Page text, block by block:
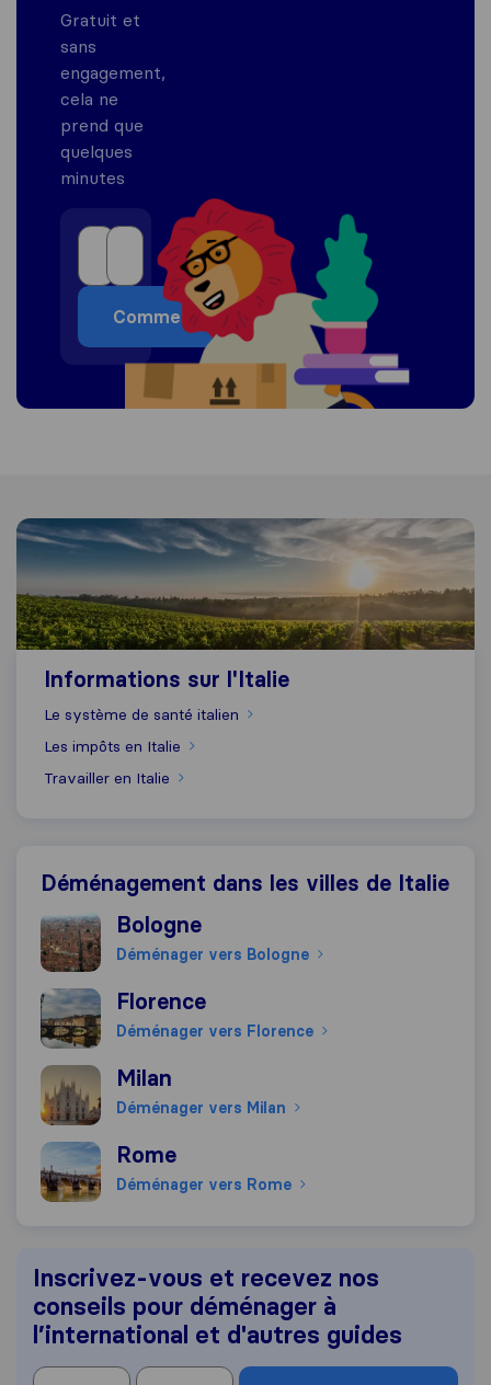
Informations sur l'Italie
Informations sur l'Italie
Le système de santé italien
Les impôts en Italie
Travailler en Italie
Déménagement dans les villes de Italie
Déménager vers Bologne
Bologne
Déménager vers Bologne
Déménager vers Florence
Florence
Déménager vers Florence
Déménager vers Milan
Milan
Déménager vers Milan
Déménager vers Rome
Rome
Déménager vers Rome
Inscrivez-vous et recevez nos
conseils pour déménager à
l’international et d'autres guides
Gratuit et
sans
engagement,
cela ne
prend que
quelques
minutes
Commencer